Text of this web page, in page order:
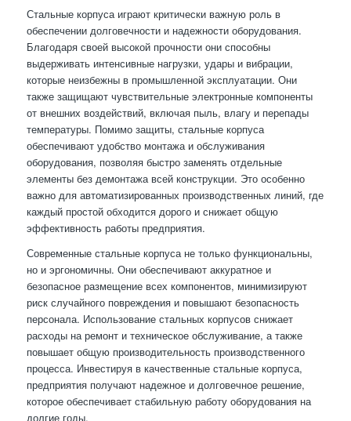
Стальные корпуса играют критически важную роль в
обеспечении долговечности и надежности оборудования.
Благодаря своей высокой прочности они способны
выдерживать интенсивные нагрузки, удары и вибрации,
которые неизбежны в промышленной эксплуатации. Они
также защищают чувствительные электронные компоненты
от внешних воздействий, включая пыль, влагу и перепады
температуры. Помимо защиты, стальные корпуса
обеспечивают удобство монтажа и обслуживания
оборудования, позволяя быстро заменять отдельные
элементы без демонтажа всей конструкции. Это особенно
важно для автоматизированных производственных линий, где
каждый простой обходится дорого и снижает общую
эффективность работы предприятия.
Современные стальные корпуса не только функциональны,
но и эргономичны. Они обеспечивают аккуратное и
безопасное размещение всех компонентов, минимизируют
риск случайного повреждения и повышают безопасность
персонала. Использование стальных корпусов снижает
расходы на ремонт и техническое обслуживание, а также
повышает общую производительность производственного
процесса. Инвестируя в качественные стальные корпуса,
предприятия получают надежное и долговечное решение,
которое обеспечивает стабильную работу оборудования на
долгие годы.